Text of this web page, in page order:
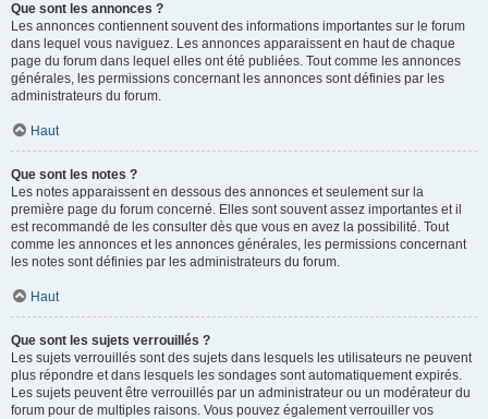
Que sont les annonces ?
Les annonces contiennent souvent des informations importantes sur le forum
dans lequel vous naviguez. Les annonces apparaissent en haut de chaque
page du forum dans lequel elles ont été publiées. Tout comme les annonces
générales, les permissions concernant les annonces sont définies par les
administrateurs du forum.
Haut
Que sont les notes ?
Les notes apparaissent en dessous des annonces et seulement sur la
première page du forum concerné. Elles sont souvent assez importantes et il
est recommandé de les consulter dès que vous en avez la possibilité. Tout
comme les annonces et les annonces générales, les permissions concernant
les notes sont définies par les administrateurs du forum.
Haut
Que sont les sujets verrouillés ?
Les sujets verrouillés sont des sujets dans lesquels les utilisateurs ne peuvent
plus répondre et dans lesquels les sondages sont automatiquement expirés.
Les sujets peuvent être verrouillés par un administrateur ou un modérateur du
forum pour de multiples raisons. Vous pouvez également verrouiller vos